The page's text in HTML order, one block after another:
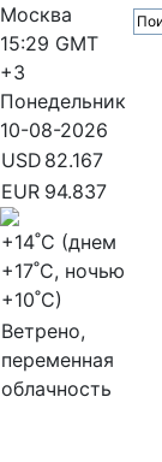
Москва
15:29 GMT
+3
Понедельник
10-08-2026
USD 82.167
EUR 94.837
+14˚C (днем
+17˚C, ночью
+10˚C)
Ветрено,
переменная
облачность